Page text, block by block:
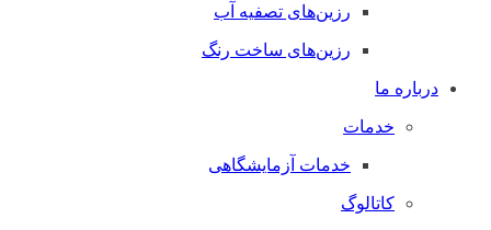
رزین‌های تصفیه آب
رزین‌های ساخت رنگ
درباره ما
خدمات
خدمات آزمایشگاهی
کاتالوگ